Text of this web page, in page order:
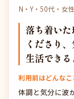
N・Y・50代・女
落ち着い
くださり
生活できる
利用前はどんな
体調と気分に波